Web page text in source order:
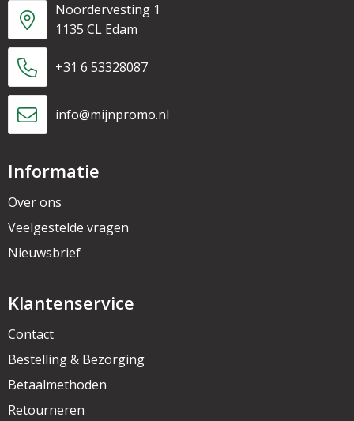
Noordervesting 1
1135 CL Edam
+31 6 53328087
info@mijnpromo.nl
Informatie
Over ons
Veelgestelde vragen
Nieuwsbrief
Klantenservice
Contact
Bestelling & Bezorging
Betaalmethoden
Retourneren